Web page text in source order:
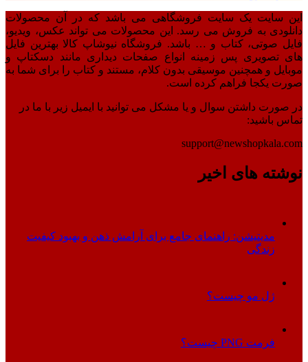
این سایت یک سایت فروشگاهی می باشد که در آن محصولات
دانلودی به فروش می رسد. این محصولات می تواند عکس، ویدیو،
فایل صوتی، کتاب و … باشد. فروشگاه نیوشاپ کالا بهترین فایل
های تصویری پس زمینه انواع صفحات دیداری مانند دسکتاپ و
موبایل و همچنین موسیقی بدون کلام، مستند و کتاب را برای شما به
صورت یکجا فراهم کرده است.
در صورت داشتن سوال و یا مشکل می توانید با ایمیل زیر با ما در
تماس باشید:
support@newshopkala.com
نوشته های اخیر
مدیتیشن: راهنمای جامع برای آرامش ذهن و بهبود کیفیت
زندگی
ژل مو چیست؟
فرمت PNG چیست؟